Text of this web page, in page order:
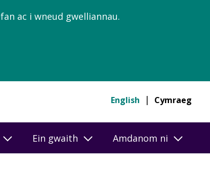
ac i wneud gwelliannau.
English Cymraeg
Ein gwaith Amdanom ni